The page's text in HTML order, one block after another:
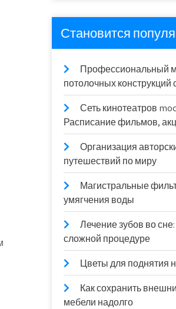
Становится
Профессиональный
потолочных конструкций
Сеть кинотеатров
Расписание фильмов,
Организация
путешествий по миру
Магистральные
умягчения воды
Лечение зубов во
сложной процедуре
Цветы для поднятия
Как сохранить
мебели надолго